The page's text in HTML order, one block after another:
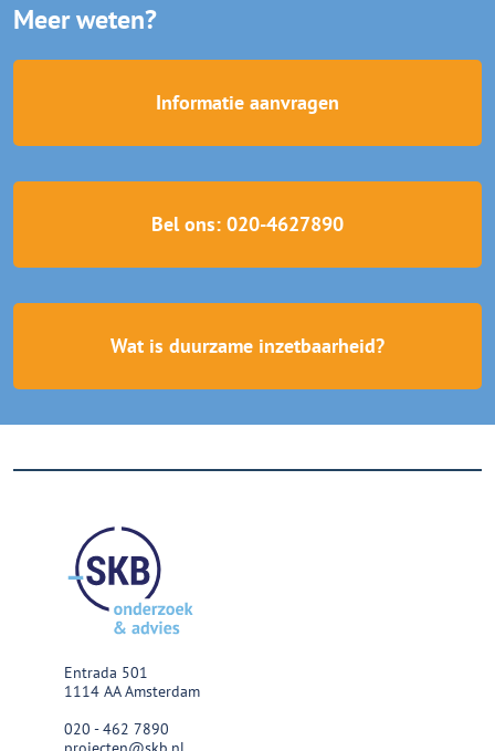
Meer weten?
Informatie aanvragen
Bel ons: 020-4627890
Wat is duurzame inzetbaarheid?
Entrada 501
1114 AA Amsterdam
020 - 462 7890